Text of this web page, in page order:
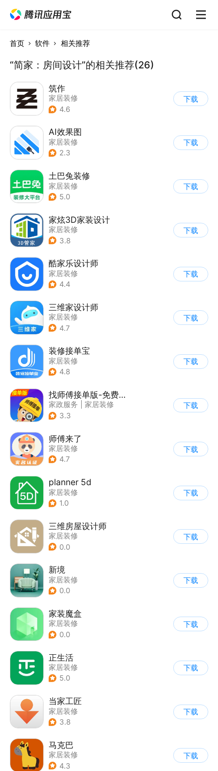
首页 软件 相关推荐
“简家：房间设计”的相关推荐(26)
筑作
家居装修
4.6
下载
AI效果图
家居装修
2.3
下载
土巴兔装修
家居装修
5.0
下载
家炫3D家装设计
家居装修
3.8
下载
酷家乐设计师
家居装修
4.4
下载
三维家设计师
家居装修
4.7
下载
装修接单宝
家居装修
4.8
下载
找师傅接单版-免费派单接单
家政服务
家居装修
3.3
下载
师傅来了
家居装修
4.7
下载
planner 5d
家居装修
1.0
下载
三维房屋设计师
家居装修
0.0
下载
新境
家居装修
0.0
下载
家装魔盒
家居装修
0.0
下载
正生活
家居装修
5.0
下载
当家工匠
家居装修
3.8
下载
马克巴
家居装修
4.3
下载